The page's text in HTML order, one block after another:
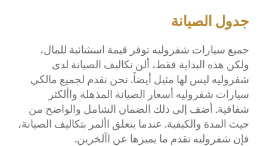
جدول الصيانة
جميع سيارات شفروليه توفر قيمة استثنائية للمال،
ولكن هذه البداية فقط، ألن تكاليف الصيانة لدى
شفروليه ليس لها مثيل أيضاً. نحن نقدم لجميع مالكي
سيارات شفروليه أسعار الصيانة المذهلة واألكثر
شفافية. أضف إلى ذلك الضمان الشامل والواضح من
حيث المدة والكيفية. عندما يتعلق األمر بتكاليف الصيانة،
فإن شفروليه تقدم ما يميزها عن اآلخرين.